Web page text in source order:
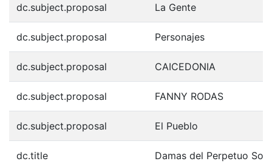
dc.subject.proposal La Gente
dc.subject.proposal Personajes
dc.subject.proposal CAICEDONIA
dc.subject.proposal FANNY RODAS
dc.subject.proposal El Pueblo
dc.title Damas del Perpetuo